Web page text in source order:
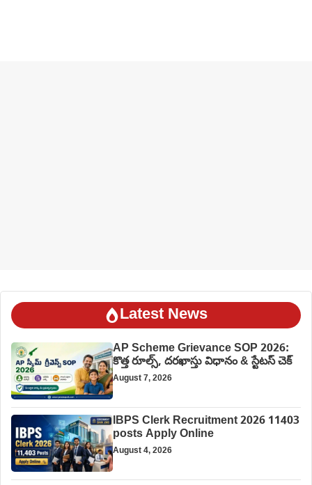
Latest News
AP Scheme Grievance SOP 2026:
కొత్త రూల్స్, దరఖాస్తు విధానం & స్టేటస్ చెక్
August 7, 2026
IBPS Clerk Recruitment 2026 11403
posts Apply Online
August 4, 2026